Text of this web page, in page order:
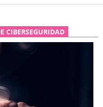
CIBERSEGURIDAD